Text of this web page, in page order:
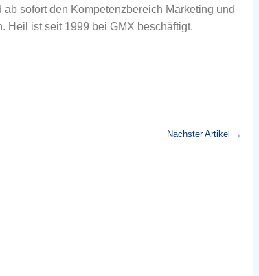
ab sofort den Kompetenzbereich Marketing und
Heil ist seit 1999 bei GMX beschäftigt.
Nächster Artikel →